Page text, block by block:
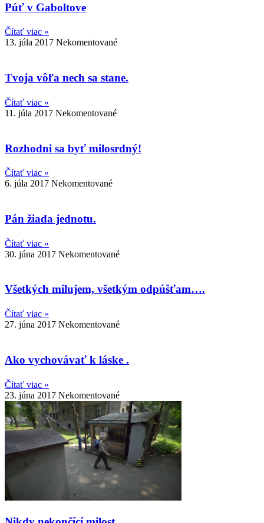
Púť v Gaboltove
Čítať viac »
13. júla 2017 Nekomentované
Tvoja vôľa nech sa stane.
Čítať viac »
11. júla 2017 Nekomentované
Rozhodni sa byť milosrdný!
Čítať viac »
6. júla 2017 Nekomentované
Pán žiada jednotu.
Čítať viac »
30. júna 2017 Nekomentované
Všetkých milujem, všetkým odpúšťam….
Čítať viac »
27. júna 2017 Nekomentované
Ako vychovávať k láske .
Čítať viac »
23. júna 2017 Nekomentované